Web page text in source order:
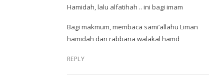
Hamidah, lalu alfatihah .. ini bagi imam
Bagi makmum, membaca sami’allahu Liman
hamidah dan rabbana walakal hamd
REPLY